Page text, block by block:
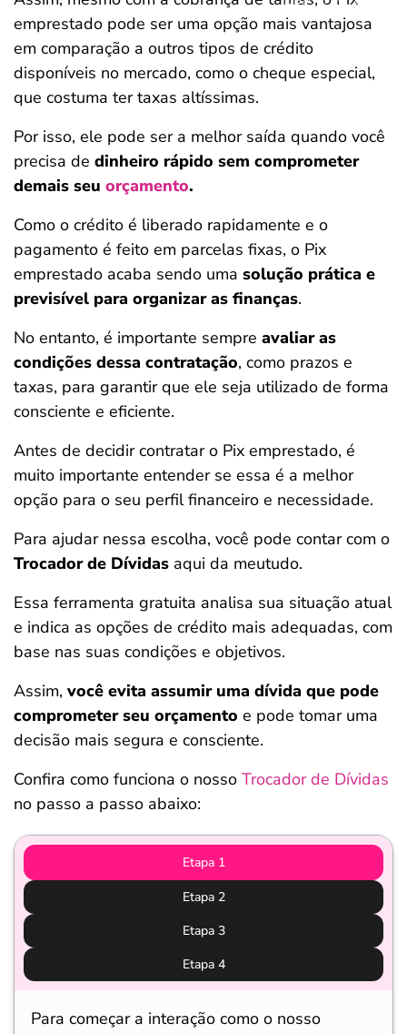
emprestado pode ser uma opção mais vantajosa
em comparação a outros tipos de crédito
disponíveis no mercado, como o cheque especial,
que costuma ter taxas altíssimas.
Por isso, ele pode ser a melhor saída quando você
precisa de dinheiro rápido sem comprometer
demais seu orçamento.
Como o crédito é liberado rapidamente e o
pagamento é feito em parcelas fixas, o Pix
emprestado acaba sendo uma solução prática e
previsível para organizar as finanças.
No entanto, é importante sempre avaliar as
condições dessa contratação, como prazos e
taxas, para garantir que ele seja utilizado de forma
consciente e eficiente.
Antes de decidir contratar o Pix emprestado, é
muito importante entender se essa é a melhor
opção para o seu perfil financeiro e necessidade.
Para ajudar nessa escolha, você pode contar com o
Trocador de Dívidas aqui da meutudo.
Essa ferramenta gratuita analisa sua situação atual
e indica as opções de crédito mais adequadas, com
base nas suas condições e objetivos.
Assim, você evita assumir uma dívida que pode
comprometer seu orçamento e pode tomar uma
decisão mais segura e consciente.
Confira como funciona o nosso Trocador de Dívidas
no passo a passo abaixo:
Etapa 1
Etapa 2
Etapa 3
Etapa 4
Para começar a interação como o nosso